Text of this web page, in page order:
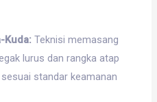
Kuda: Teknisi memasang
lurus dan rangka atap
standar keamanan